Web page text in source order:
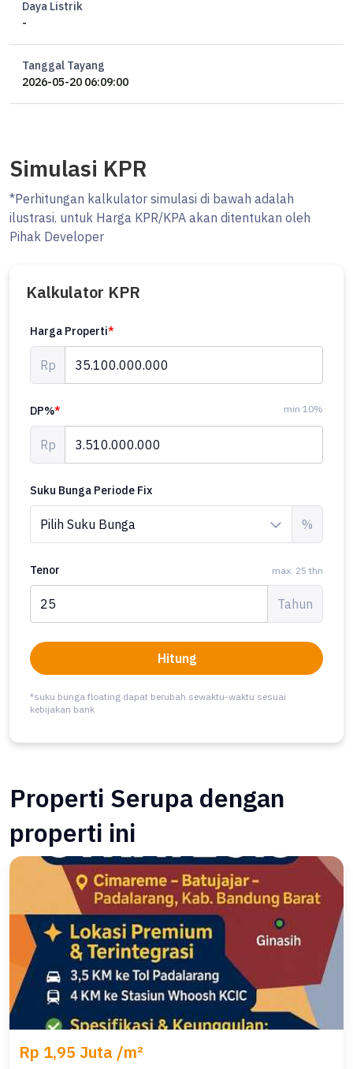
Daya Listrik
-
Tanggal Tayang
2026-05-20 06:09:00
Simulasi KPR
*Perhitungan kalkulator simulasi di bawah adalah
ilustrasi. untuk Harga KPR/KPA akan ditentukan oleh
Pihak Developer
Kalkulator KPR
Harga Properti*
Rp
DP%* min 10%
Rp
Suku Bunga Periode Fix
%
Tenor max. 25 thn
Tahun
Hitung
*suku bunga floating dapat berubah sewaktu-waktu sesuai
kebijakan bank
Properti Serupa dengan
properti ini
Rp 1,95 Juta /m²